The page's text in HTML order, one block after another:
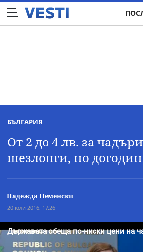
БЪЛГАРИЯ
От 2 до 4 лв. за
шезлонги, но
Надежда Неменски
20 юли 2016, 17:26